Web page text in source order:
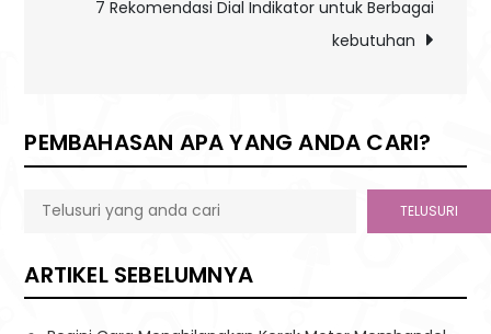
7 Rekomendasi Dial Indikator untuk Berbagai
kebutuhan
PEMBAHASAN APA YANG ANDA CARI?
TELUSURI
ARTIKEL SEBELUMNYA